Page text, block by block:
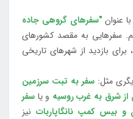
"سفرهای گروهی جاده
سفرهایی به مقصد کشورهای
برای بازدید از شهرهای تاریخی
مثل:سفر به تبت سرزمین
از شرق به غرب روسیه و یا سفر
و بیس کمپ نانگاپاربات نیز